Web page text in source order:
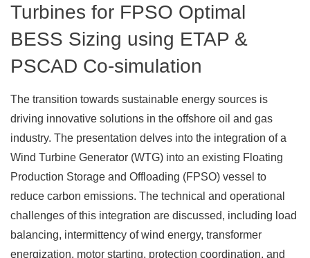
Turbines for FPSO Optimal
BESS Sizing using ETAP &
PSCAD Co-simulation
The transition towards sustainable energy sources is
driving innovative solutions in the offshore oil and gas
industry. The presentation delves into the integration of a
Wind Turbine Generator (WTG) into an existing Floating
Production Storage and Offloading (FPSO) vessel to
reduce carbon emissions. The technical and operational
challenges of this integration are discussed, including load
balancing, intermittency of wind energy, transformer
energization, motor starting, protection coordination, and